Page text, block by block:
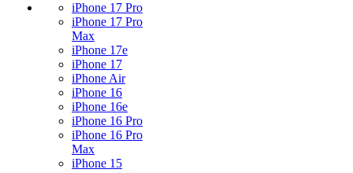
iPhone 17 Pro
iPhone 17 Pro
Max
iPhone 17e
iPhone 17
iPhone Air
iPhone 16
iPhone 16e
iPhone 16 Pro
iPhone 16 Pro
Max
iPhone 15